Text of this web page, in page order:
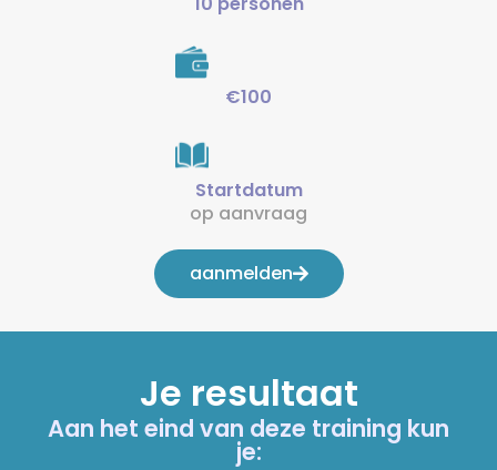
€100
Startdatum
op aanvraag
aanmelden
Je resultaat
Aan het eind van deze training kun
je: